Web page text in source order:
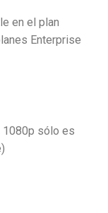
en el plan
Enterprise
sólo es